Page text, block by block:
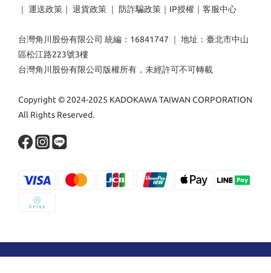
｜ 運送政策 ｜ 退貨政策 ｜ 防詐騙政策 ｜ IP授權 ｜ 客服中心
台灣角川股份有限公司 統編：16841747 ｜ 地址：臺北市中山
區松江路223號3樓
台灣角川股份有限公司版權所有，未經許可不可轉載
Copyright © 2024-2025 KADOKAWA TAIWAN CORPORATION
All Rights Reserved.